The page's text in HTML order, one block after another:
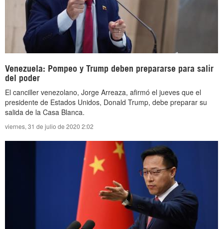
Venezuela: Pompeo y Trump deben prepararse para salir
del poder
El canciller venezolano, Jorge Arreaza, afirmó el jueves que el
presidente de Estados Unidos, Donald Trump, debe preparar su
salida de la Casa Blanca.
viernes, 31 de julio de 2020 2:02